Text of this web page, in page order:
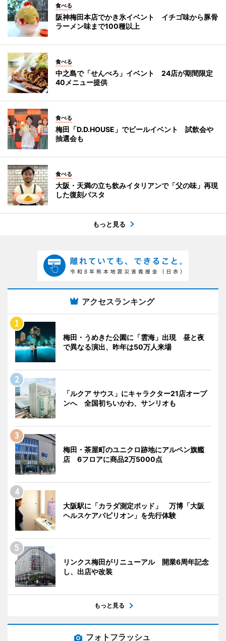
食べる
阪神梅田本店でかき氷イベント イチゴ味から豚骨
ラーメン味まで100種以上
食べる
中之島で「せんべろ」イベント 24店が期間限定
40メニュー提供
食べる
梅田「D.D.HOUSE」でビールイベント 試飲会や
抽選会も
食べる
大阪・天満の立ち飲みイタリアンで「父の味」再現
した復刻パスタ
もっと見る
アクセスランキング
梅田・うめきた公園に「雲海」出現 昼と夜
で異なる演出、昨年は50万人来場
「ルクア サウス」にキャラクター21店オープ
ンへ 全国初ちいかわ、サンリオも
梅田・茶屋町のユニクロ跡地にアルペン旗艦
店 6フロアに商品2万5000点
大阪駅に「カラダ測定ポッド」 万博「大阪
ヘルスケアパビリオン」を先行体験
リンクス梅田がリニューアル 開業6周年記念
し、出店や改装
もっと見る
フォトフラッシュ